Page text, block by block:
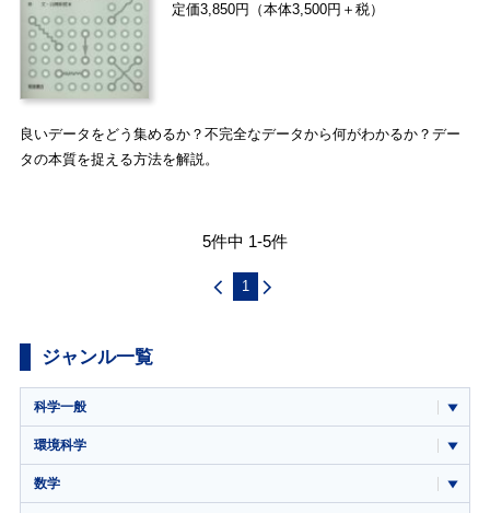
定価3,850円（本体3,500円＋税）
良いデータをどう集めるか？不完全なデータから何がわかるか？デー
タの本質を捉える方法を解説。
5件中 1-5件
1
ジャンル一覧
科学一般
環境科学
数学